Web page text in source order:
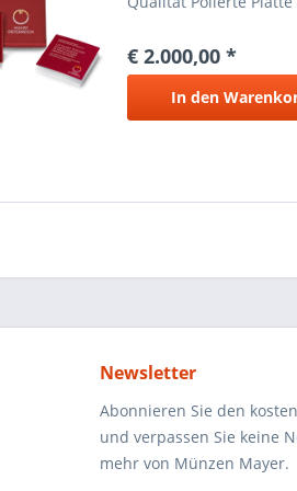
30,00 mm Legierung
Feingewicht 0,50 oz...
€ 2.000,00 *
In den
Newsletter
Abonnieren Sie den
und verpassen Sie keine
mehr von Münzen Mayer.